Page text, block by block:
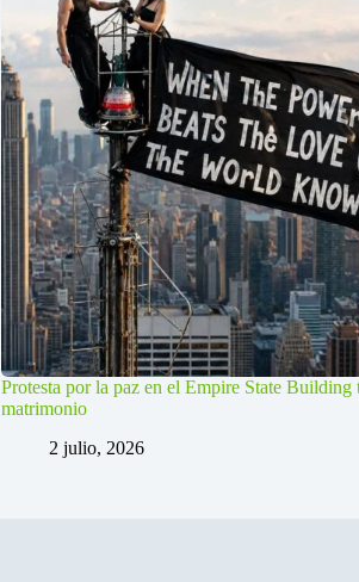
Protesta por la paz en el Empire State Building
matrimonio
2 julio, 2026